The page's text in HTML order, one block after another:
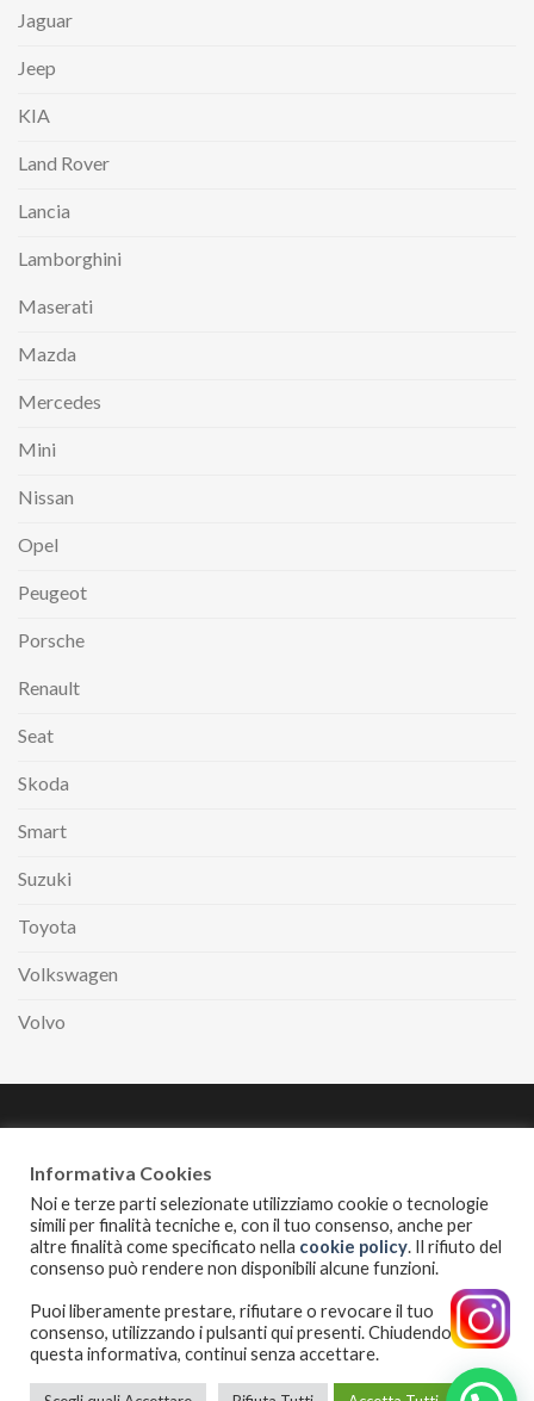
Jaguar
Jeep
KIA
Land Rover
Lancia
Lamborghini
Maserati
Mazda
Mercedes
Mini
Nissan
Opel
Peugeot
Porsche
Renault
Seat
Skoda
Smart
Suzuki
Toyota
Volkswagen
Volvo
Paga comodamente
a rate con
INFORMATIVA PRIVACY COOKIES POLICY
I servizi erogati alle auto sono puramente indicativi. Disponibilità
possono variare al variare dei modelli. Le immagini sono
puramente illustrative.
Copyright 2026 ©
| P.Iva:
07109310636 | Via Passariello 185, 80038 Pomigliano D’Arco (NA)
Informativa Cookies
Noi e terze parti selezionate utilizziamo cookie o tecnologie
simili per finalità tecniche e, con il tuo consenso, anche per
altre finalità come specificato nella cookie policy. Il rifiuto del
consenso può rendere non disponibili alcune funzioni.
Puoi liberamente prestare, rifiutare o revocare il tuo
consenso, utilizzando i pulsanti qui presenti. Chiudendo
questa informativa, continui senza accettare.